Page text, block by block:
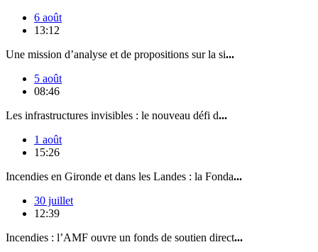
6 août
13:12
Une mission d’analyse et de propositions sur la si...
5 août
08:46
Les infrastructures invisibles : le nouveau défi d...
1 août
15:26
Incendies en Gironde et dans les Landes : la Fonda...
30 juillet
12:39
Incendies : l’AMF ouvre un fonds de soutien direct...